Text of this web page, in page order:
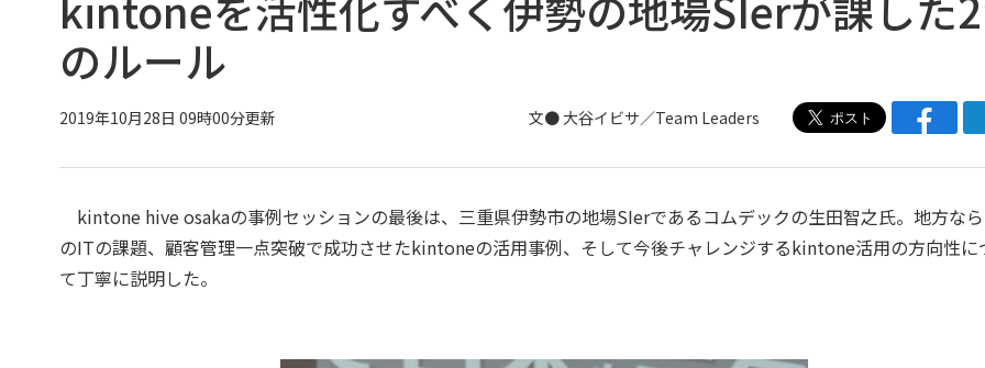
のルール
2019年10月28日 09時00分更新 文● 大谷イビサ／Team Leaders
kintone hive osakaの事例セッションの最後は、三重県伊勢市の地場SIerであるコムデックの生田智之氏。地方な
のITの課題、顧客管理一点突破で成功させたkintoneの活用事例、そして今後チャレンジするkintone活用の方向性に
て丁寧に説明した。